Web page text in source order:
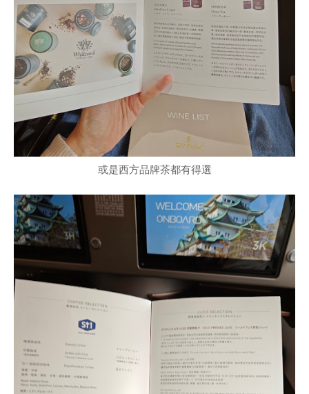
或是西方品牌茶都有得選